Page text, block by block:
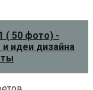
( 50 фото) -
идеи дизайна